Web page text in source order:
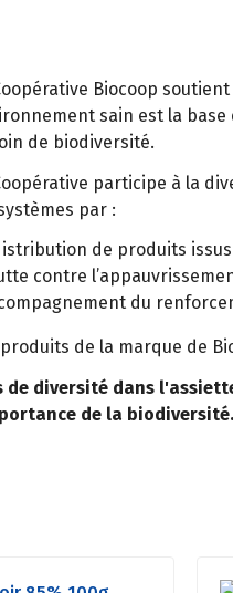
Biocoop
sain est la
de biodiversité.
participe à la
par :
de produits
contre
du
produits de la marque de
de diversité dans
de la biodiversité.